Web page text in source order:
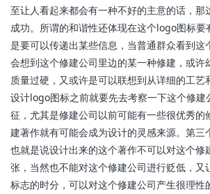
至让人看起来都会有一种不好的主意的话，那
成功。所谓的和谐性还体现在这个logo图标要
是要可以传递出某些信息，当普通群众看到这
会想到这个修建公司里边的某一种修建，或许
质量过硬，又或许是可以联想到从详细的工艺
设计logo图标之前就要先去考察一下这个修建
征，尤其是修建公司以前可能有一些很优秀的
建著作就有可能会成为设计的灵感来源。第三
也就是说设计出来的这个著作不可以对这个修
张，当然也不能对这个修建公司进行贬低，
标志的时分，可以对这个修建公司产生很理性